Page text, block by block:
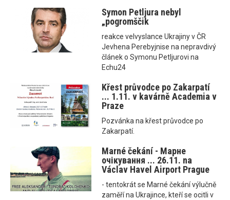
Symon Petljura nebyl
„pogromščik
reakce velvyslance Ukrajiny v ČR
Jevhena Perebyjnise na nepravdivý
článek o Symonu Petljurovi na
Echu24
Křest průvodce po Zakarpatí
... 1.11. v kavárně Academia v
Praze
Pozvánka na křest průvodce po
Zakarpatí.
Marné čekání - Марне
очікування ... 26.11. na
Václav Havel Airport Prague
- tentokrát se Marné čekání výlučně
zaměří na Ukrajince, kteří se ocitli v